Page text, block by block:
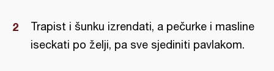
Trapist i šunku izrendati, a pečurke i masline
iseckati po želji, pa sve sjediniti pavlakom.